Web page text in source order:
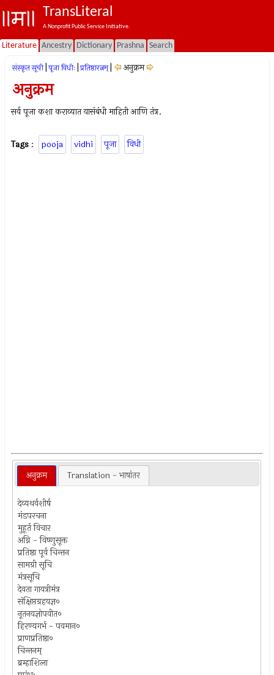
TransLiteral
A Nonprofit Public Service Initiative.
Literature Ancestry Dictionary Prashna Search
संस्कृत सूची पूजा विधीः प्रतिष्ठारत्नम् अनुक्रम
अनुक्रम
सर्व पूजा कशा कराव्यात यासंबंधी माहिती आणि तंत्र.
Tags : pooja vidhi पूजा विधी
अनुक्रम Translation - भाषांतर
देव्यथर्वशीर्ष
मंडपरचना
मुहूर्त विचार
अग्नि - विष्णुसूक्त
प्रतिष्ठा पूर्व चिन्तन
सामग्री सूचि
मंत्रसूचि
देवता गायत्रीमंत्र
संक्षिप्तग्रहयज्ञ०
नूतनयज्ञोपवीत०
हिरण्यगर्भ - पवमान०
प्राणप्रतिष्ठा०
चिन्तनम्‌
ब्रम्हाशिला